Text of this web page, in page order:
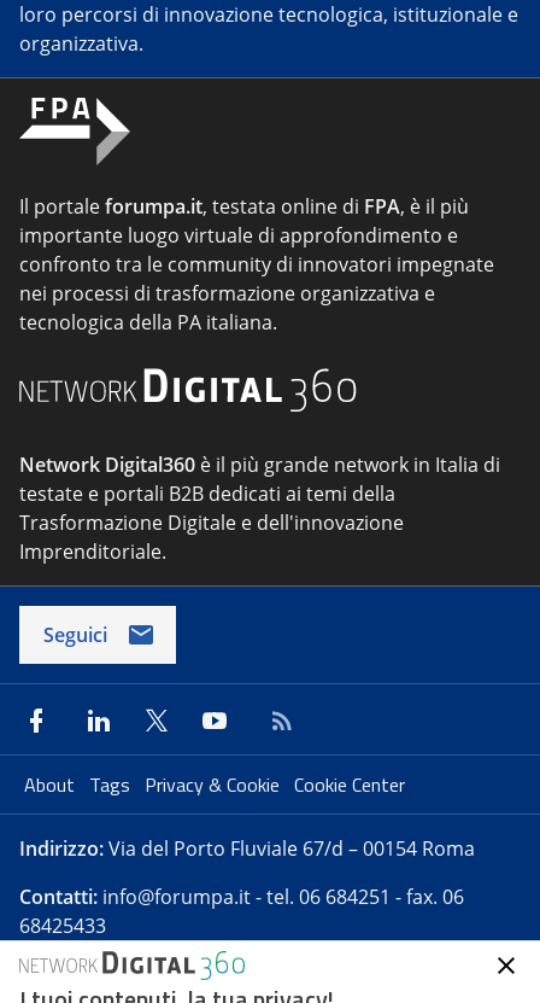
loro percorsi di innovazione tecnologica, istituzionale e
organizzativa.
Il portaleforumpa.it, testata online di FPA, è il più
importante luogo virtuale di approfondimento e
confronto tra le community di innovatori impegnate
nei processi di trasformazione organizzativa e
tecnologica della PA italiana.
Network Digital360 è il più grande network in Italia di
testate e portali B2B dedicati ai temi della
Trasformazione Digitale e dell'innovazione
Imprenditoriale.
Seguici
About Tags Privacy & Cookie Cookie Center
Indirizzo:Via del Porto Fluviale 67/d – 00154 Roma
Contatti: info@forumpa.it- tel. 06 684251 - fax. 06
68425433
Forumpa.itè una pubblicazione telematica iscritta